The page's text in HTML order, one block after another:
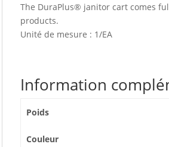
The DuraPlus® janitor cart comes
products.
Unité de mesure : 1/EA
Information
Poids
Couleur